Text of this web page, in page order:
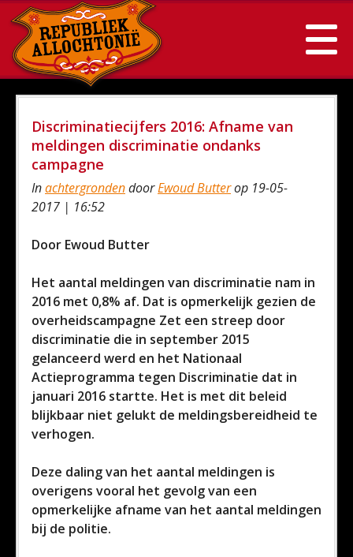
Discriminatiecijfers 2016: Afname van
meldingen discriminatie ondanks
campagne
InachtergrondendoorEwoud Butterop 19-05-
2017 | 16:52
Door Ewoud Butter
Het aantal meldingen van discriminatie nam in
2016 met 0,8% af. Dat is opmerkelijk gezien de
overheidscampagne Zet een streep door
discriminatie die in september 2015
gelanceerd werd en het Nationaal
Actieprogramma tegen Discriminatie dat in
januari 2016 startte. Het is met dit beleid
blijkbaar niet gelukt de meldingsbereidheid te
verhogen.
Deze daling van het aantal meldingen is
overigens vooral het gevolg van een
opmerkelijke afname van het aantal meldingen
bij de politie.